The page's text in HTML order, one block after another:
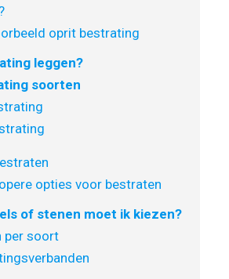
oprit bestrating
leggen?
soorten
opties voor bestraten
of stenen moet ik kiezen?
per soort